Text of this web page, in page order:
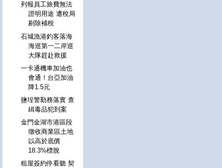
列報員工旅費無法
證明用途 遭稅局
剔除補稅
石城漁港釣客落海
海巡第一二岸巡
大隊趕赴救援
一卡通機車加油也
會通！台亞加油
降1.5元
鹽埕警勤務落實 查
緝毒品犯到案
金門金湖市港區段
徵收商業區土地
以高於底價
18.3%標脫
租屋簽約停看聽 契